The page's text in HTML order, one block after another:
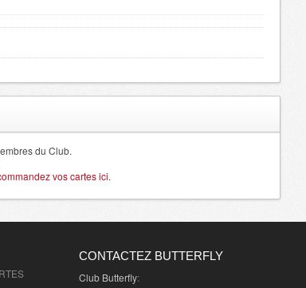
du Club.
vos cartes ici.
CONTACTEZ BUTTERFLY
Club Butterfly: